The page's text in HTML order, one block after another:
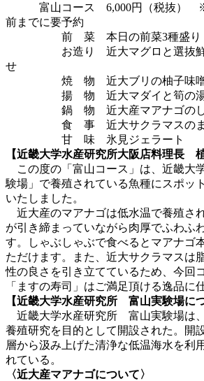
富山コース 6,000円（税抜） ※
前までに要予約
前 菜 本日の前菜3種盛り
お造り 近大マグロと選抜鮮魚
せ
焼 物 近大ブリの柚子味噌
揚 物 近大マダイと筍の湯
鍋 物 近大産マアナゴのし
食 事 近大サクラマスのま
甘 味 氷見ジェラート
【近畿大学水産研究所大阪店料理長
この度の「富山コース」は、近畿大
験場」で養殖されている魚種にスポッ
いたしました。
近大産のマアナゴは低水温で養殖さ
が引き締まっていながら肉厚でふわふ
す。しゃぶしゃぶで食べるとマアナゴ
ただけます。また、近大サクラマスは
性の良さを引き立てているため、今回
「ますの寿司」はご満足頂ける逸品に
【近畿大学水産研究所 富山実験場につ
近畿大学水産研究所 富山実験場は
養殖研究を目的として開設された。開
層から汲み上げた清浄な低温海水を利
れている。
〈近大産マアナゴについて〉